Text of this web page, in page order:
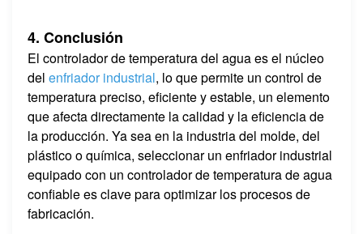
4. Conclusión
El controlador de temperatura del agua es el núcleo
del enfriador industrial, lo que permite un control de
temperatura preciso, eficiente y estable, un elemento
que afecta directamente la calidad y la eficiencia de
la producción. Ya sea en la industria del molde, del
plástico o química, seleccionar un enfriador industrial
equipado con un controlador de temperatura de agua
confiable es clave para optimizar los procesos de
fabricación.